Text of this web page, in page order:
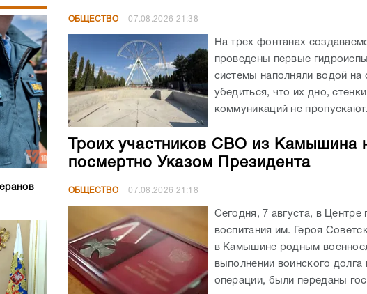
ОБЩЕСТВО 07.08.2026 21:38
На трех фонтанах
проведены первые
системы наполняли водой на
убедиться, что их дно,
коммуникаций не
Троих участников СВО из Камышина
посмертно Указом Президента
ОБЩЕСТВО 07.08.2026 21:18
Сегодня, 7 августа, в Центре
воспитания им. Героя
в Камышине родным
выполнении воинского
операции, были переданы